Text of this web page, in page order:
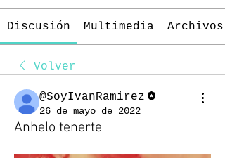
Discusión Multimedia Archivos
Volver
@SoyIvanRamirez
26 de mayo de 2022
Anhelo tenerte